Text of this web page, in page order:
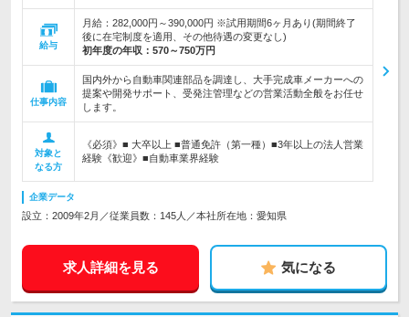
給与
月給：282,000円～390,000円 ※試用期間6ヶ月あり(期間終了
後に在宅制度を適用、その他待遇の変更なし)
初年度の年収： 570～750万円
仕事内容
国内外から自動車関連部品を調達し、大手完成車メーカーへの
提案や開発サポート、受発注管理などの営業活動全般をお任せ
します。
対象と
なる方
《必須》■ 大卒以上 ■普通免許（第一種）■3年以上の法人営業
経験《歓迎》■自動車業界経験
企業データ
設立：2009年2月／従業員数：145人／本社所在地：愛知県
求人詳細を見る 気になる